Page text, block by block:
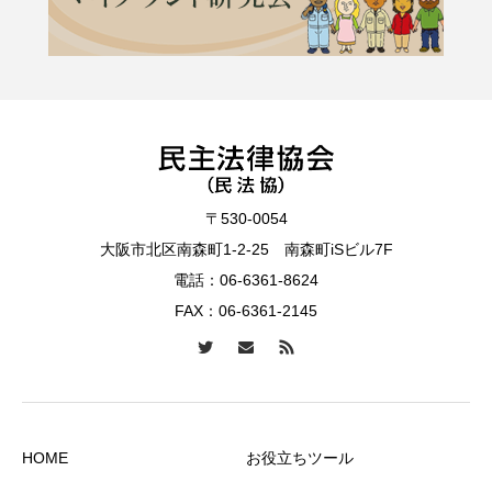
〒530-0054
大阪市北区南森町1-2-25 南森町iSビル7F
電話： 06-6361-8624
FAX：06-6361-2145
HOME お役立ちツール